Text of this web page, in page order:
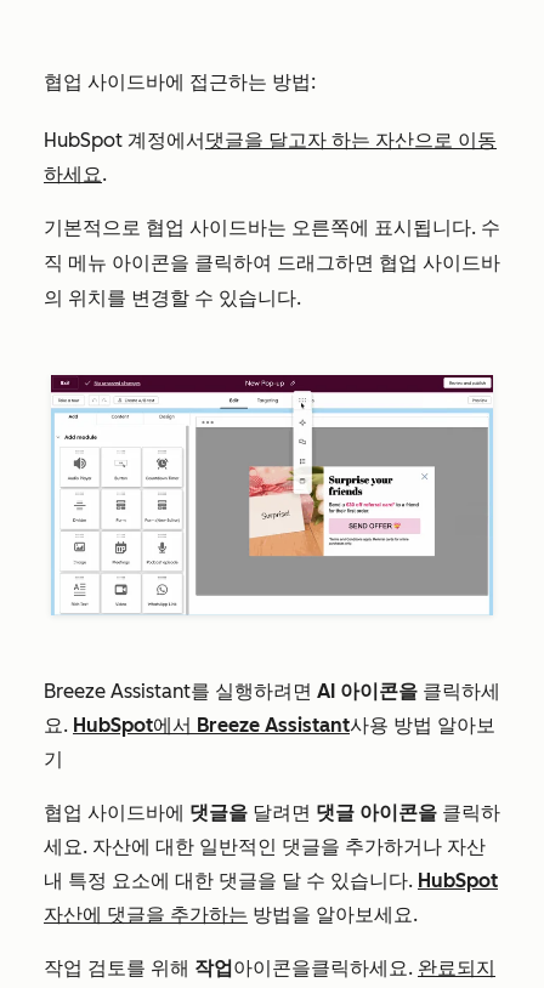
협업 사이드바에 접근하는 방법:
HubSpot 계정에서댓글을 달고자 하는 자산으로 이동
하세요.
기본적으로 협업 사이드바는 오른쪽에 표시됩니다. 수
직 메뉴 아이콘을 클릭하여 드래그하면 협업 사이드바
의 위치를 변경할 수 있습니다.
Breeze Assistant를 실행하려면 AI 아이콘을 클릭하세
요. HubSpot에서 Breeze Assistant사용 방법 알아보
기
협업 사이드바에 댓글을 달려면 댓글 아이콘을 클릭하
세요. 자산에 대한 일반적인 댓글을 추가하거나 자산
내 특정 요소에 대한 댓글을 달 수 있습니다. HubSpot
자산에 댓글을 추가하는 방법을 알아보세요.
작업 검토를 위해 작업아이콘을클릭하세요. 완료되지